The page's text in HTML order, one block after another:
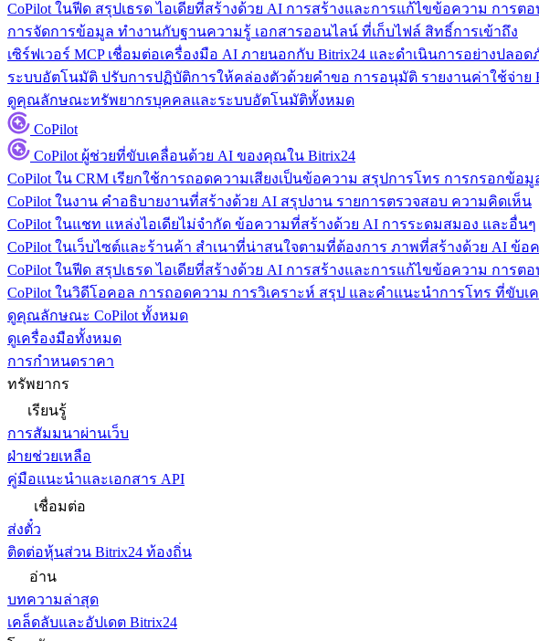
CoPilot ในฟีด สรุปเธรด ไอเดียที่สร้างด้วย AI การสร้างและการแก้ไขข้อความ การ
การจัดการข้อมูล ทำงานกับฐานความรู้ เอกสารออนไลน์ ที่เก็บไฟล์ สิทธิ์การเข้าถึง
เซิร์ฟเวอร์ MCP เชื่อมต่อเครื่องมือ AI ภายนอกกับ Bitrix24 และดำเนินการอย่างปล
ระบบอัตโนมัติ ปรับการปฏิบัติการให้คล่องตัวด้วยคำขอ การอนุมัติ รายงานค่าใช้จ่าย
ดูคุณลักษณะทรัพยากรบุคคลและระบบอัตโนมัติทั้งหมด
CoPilot
CoPilot ผู้ช่วยที่ขับเคลื่อนด้วย AI ของคุณใน Bitrix24
CoPilot ใน CRM เรียกใช้การถอดความเสียงเป็นข้อความ สรุปการโทร การกรอกข้อ
CoPilot ในงาน คำอธิบายงานที่สร้างด้วย AI สรุปงาน รายการตรวจสอบ ความคิดเห็น
CoPilot ในแชท แหล่งไอเดียไม่จำกัด ข้อความที่สร้างด้วย AI การระดมสมอง และอื่นๆ
CoPilot ในเว็บไซต์และร้านค้า สำเนาที่น่าสนใจตามที่ต้องการ ภาพที่สร้างด้วย AI ข้อ
CoPilot ในฟีด สรุปเธรด ไอเดียที่สร้างด้วย AI การสร้างและการแก้ไขข้อความ การ
CoPilot ในวิดีโอคอล การถอดความ การวิเคราะห์ สรุป และคำแนะนำการโทร ที่ขับเ
ดูคุณลักษณะ CoPilot ทั้งหมด
ดูเครื่องมือทั้งหมด
การกำหนดราคา
ทรัพยากร
เรียนรู้
การสัมมนาผ่านเว็บ
ฝ่ายช่วยเหลือ
คู่มือแนะนำและเอกสาร API
เชื่อมต่อ
ส่งตั๋ว
ติดต่อหุ้นส่วน Bitrix24 ท้องถิ่น
อ่าน
บทความล่าสุด
เคล็ดลับและอัปเดต Bitrix24